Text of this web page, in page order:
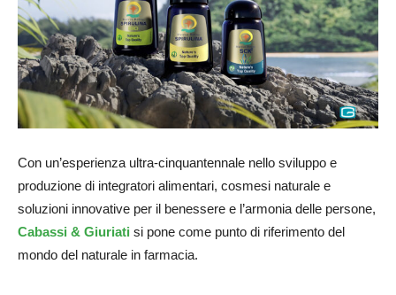
Con un’esperienza ultra-cinquantennale nello sviluppo e
produzione di integratori alimentari, cosmesi naturale e
soluzioni innovative per il benessere e l’armonia delle persone,
Cabassi & Giuriati si pone come punto di riferimento del
mondo del naturale in farmacia.